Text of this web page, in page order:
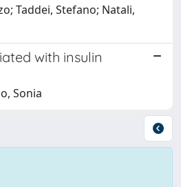
Taddei, Stefano; Natali,
with insulin
Sonia